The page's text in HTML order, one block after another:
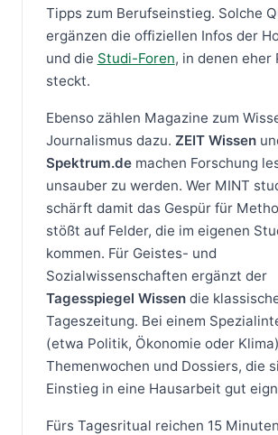
Tipps zum Berufseinstieg. Solche
ergänzen die offiziellen Infos der
und die Studi-Foren, in denen eher
steckt.
Ebenso zählen Magazine zum
Journalismus dazu. ZEIT Wissen
Spektrum.demachen Forschung
unsauber zu werden. Wer MINT
schärft damit das Gespür für
stößt auf Felder, die im eigenen
kommen. Für Geistes- und
Sozialwissenschaften ergänzt der
Tagesspiegel Wissendie
Tageszeitung. Bei einem
(etwa Politik, Ökonomie oder
Themenwochen und Dossiers, die
Einstieg in eine Hausarbeit gut
Fürs Tagesritual reichen 15